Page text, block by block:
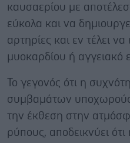
καυσαερίου με
εύκολα και να
αρτηρίες και εν τέλει
μυοκαρδίου ή αγγειακό
Το γεγονός ότι η
συμβαμάτων
την έκθεση στην
ρύπους, αποδεικνύει